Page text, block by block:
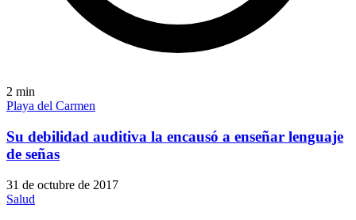
2 min
Playa del Carmen
Su debilidad auditiva la encausó a enseñar lenguaje
de señas
31 de octubre de 2017
Salud